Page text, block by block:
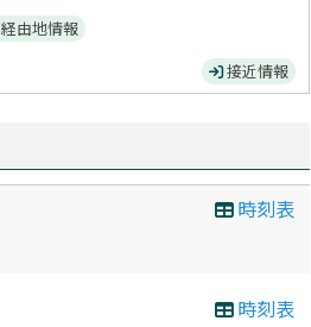
経由地情報
接近情報
時刻表
時刻表